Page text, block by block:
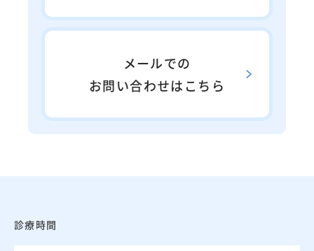
メールでの
お問い合わせはこちら
診療時間